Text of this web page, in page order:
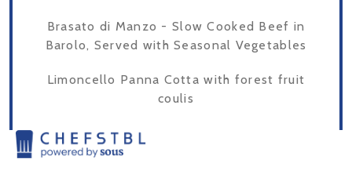
Brasato di Manzo - Slow Cooked Beef in
Barolo, Served with Seasonal Vegetables
Limoncello Panna Cotta with forest fruit
coulis